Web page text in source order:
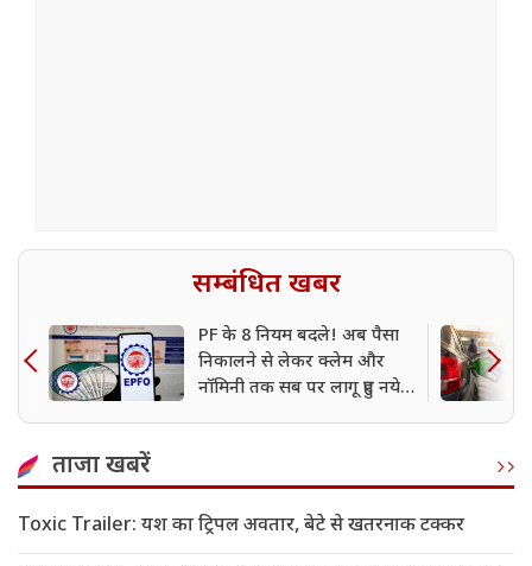
सम्बंधित खबर
PF के 8 नियम बदले! अब पैसा
निकालने से लेकर क्लेम और
नॉमिनी तक सब पर लागू हुए नये
ताजा खबरें
Toxic Trailer: यश का ट्रिपल अवतार, बेटे से खतरनाक टक्कर